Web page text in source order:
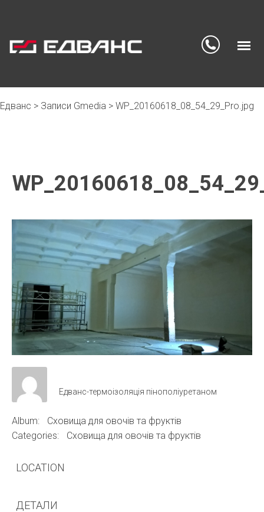
Skip
Едванс > Записи Gmedia > WP_20160618_08_54_29_Pro.jpg
Едванс-термоізоляція пінополіуретаном
Album:
Сховища для овочів та фруктів
Categories:
Сховища для овочів та фруктів
LOCATION
ДЕТАЛИ